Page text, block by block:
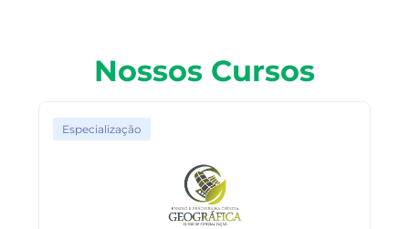
Nossos Cursos
Especialização